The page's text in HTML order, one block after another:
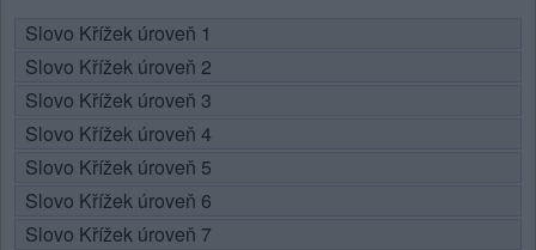
Slovo Křížek úroveň 1
Slovo Křížek úroveň 2
Slovo Křížek úroveň 3
Slovo Křížek úroveň 4
Slovo Křížek úroveň 5
Slovo Křížek úroveň 6
Slovo Křížek úroveň 7